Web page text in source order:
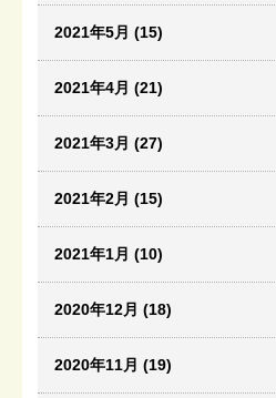
2021年5月 (15)
2021年4月 (21)
2021年3月 (27)
2021年2月 (15)
2021年1月 (10)
2020年12月 (18)
2020年11月 (19)